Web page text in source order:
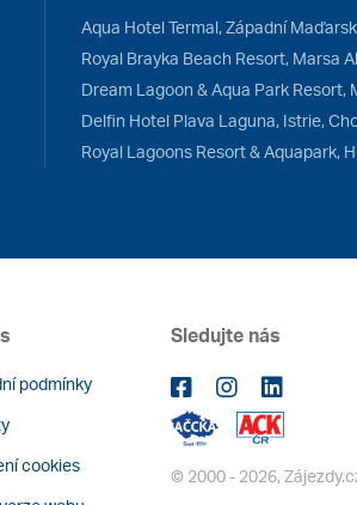
Aqua Hotel Termal, Západní
Royal Brayka Beach Resort, Marsa
Delfin Hotel Plava Laguna, Istrie,
Royal Lagoons Resort & Aquapark,
podmínky
cookies
Sledujte nás
© 2000 - 2026,